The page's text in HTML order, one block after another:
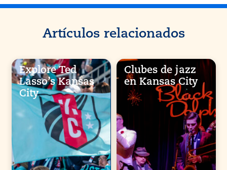
Artículos relacionados
Explore Ted
Lasso’s Kansas
City
Clubes de jazz
en Kansas City